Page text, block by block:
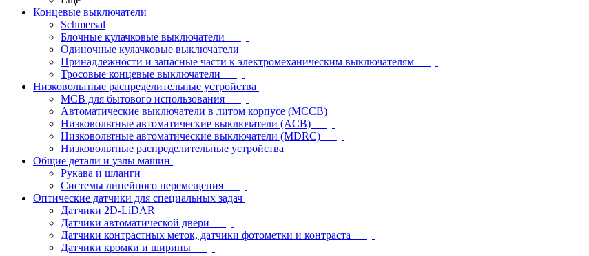
Концевые выключатели
Schmersal
Блочные кулачковые выключатели
Одиночные кулачковые выключатели
Принадлежности и запасные части к электромеханическим выключателям
Тросовые концевые выключатели
Низковольтные распределительные устройства
MCB для бытового использования
Автоматические выключатели в литом корпусе (MCCB)
Низковольтные автоматические выключатели (ACB)
Низковольтные автоматические выключатели (MDRC)
Низковольтные распределительные устройства
Общие детали и узлы машин
Рукава и шланги
Системы линейного перемещения
Оптические датчики для специальных задач
Датчики 2D-LiDAR
Датчики автоматической двери
Датчики контрастных меток, датчики фотометки и контраста
Датчики кромки и ширины